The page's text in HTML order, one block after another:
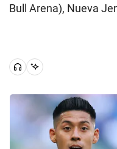
Bull Arena), Nueva